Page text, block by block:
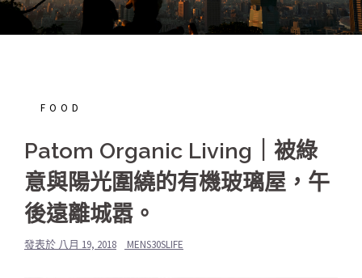
FOOD
Patom Organic Living｜被綠
意與陽光圍繞的有機玻璃屋，午
後遠離城嚣。
發表於 八月 19, 2018 MENS30SLIFE